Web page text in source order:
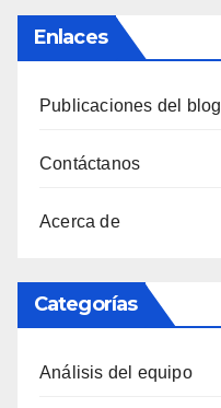
Enlaces
Publicaciones del blog
Contáctanos
Acerca de
Categorías
Análisis del equipo